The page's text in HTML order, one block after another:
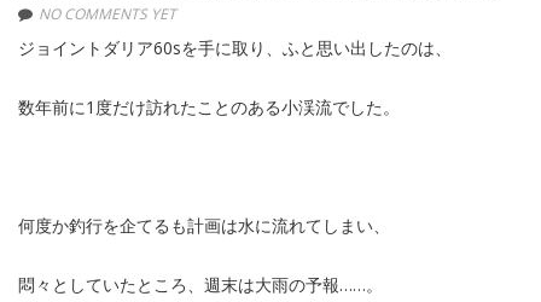
NO COMMENTS YET
ジョイントダリア60sを手に取り、ふと思い出したのは、
数年前に1度だけ訪れたことのある小渓流でした。
何度か釣行を企てるも計画は水に流れてしまい、
悶々としていたところ、週末は大雨の予報……。